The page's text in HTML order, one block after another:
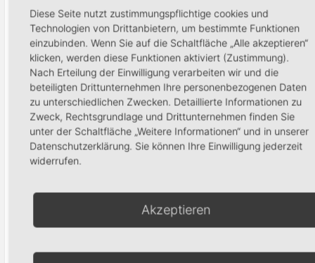
Dimension 3D
240,00€
In den Warenkorb
Formenschulung
Lang-Oval
220,00€
In den
Formenschulung-
Diese Seite nutzt zustimmungspflichtige cookies und
Technologien von Drittanbietern, um bestimmte Funktionen
einzubinden. Wenn Sie auf die Schaltfläche „Alle akzeptieren“
klicken, werden diese Funktionen aktiviert (Zustimmung).
Nach Erteilung der Einwilligung verarbeiten wir und die
beteiligten Drittunternehmen Ihre personenbezogenen Daten
zu unterschiedlichen Zwecken. Detaillierte Informationen zu
Zweck, Rechtsgrundlage und Drittunternehmen finden Sie
unter der Schaltfläche „Weitere Informationen“ und in unserer
Datenschutzerklärung. Sie können Ihre Einwilligung jederzeit
widerrufen.
Akzeptieren